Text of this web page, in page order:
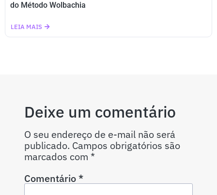
do Método Wolbachia
LEIA MAIS
Deixe um comentário
O seu endereço de e-mail não será
publicado. Campos obrigatórios são
marcados com *
Comentário*